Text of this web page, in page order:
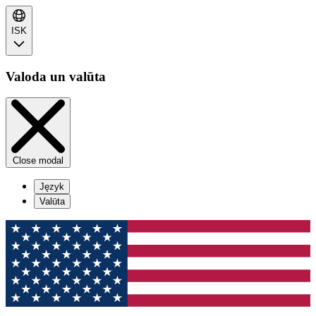
ISK
Valoda un valūta
Close modal
Język
Valūta